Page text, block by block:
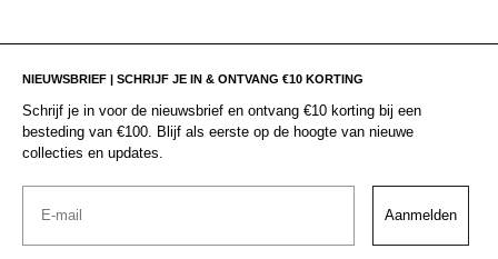
NIEUWSBRIEF | SCHRIJF JE IN & ONTVANG €10 KORTING
Schrijf je in voor de nieuwsbrief en ontvang €10 korting bij een
besteding van €100. Blijf als eerste op de hoogte van nieuwe
collecties en updates.
Email
Aanmelden